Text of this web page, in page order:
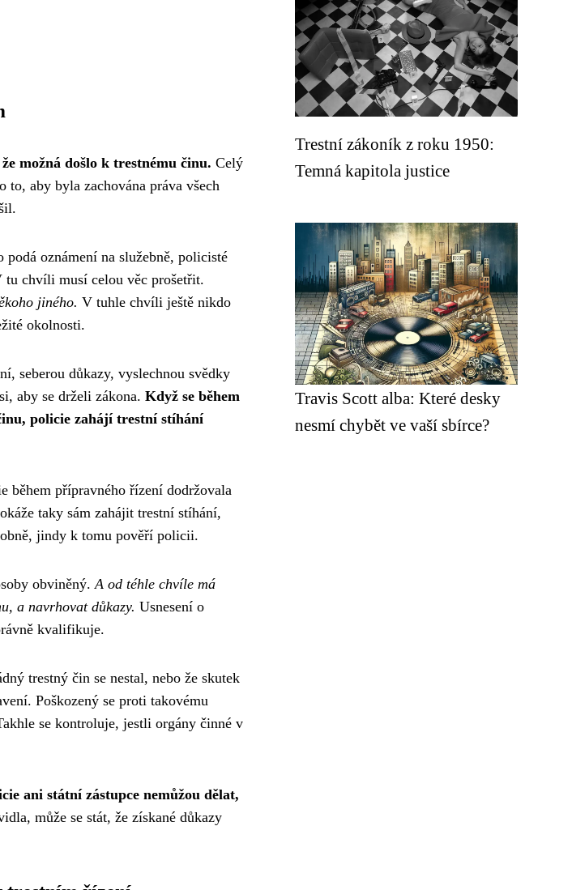
možná došlo k trestnému činu. Celý
to, aby byla zachována práva všech
oznámení na služebně, policisté
chvíli musí celou věc prošetřit.
jiného. V tuhle chvíli ještě nikdo
okolnosti.
seberou důkazy, vyslechnou svědky
aby se drželi zákona. Když se během
policie zahájí trestní stíhání
během přípravného řízení dodržovala
taky sám zahájit trestní stíhání,
jindy k tomu pověří policii.
obviněný. A od téhle chvíle má
a navrhovat důkazy. Usnesení o
kvalifikuje.
trestný čin se nestal, nebo že skutek
Poškozený se proti takovému
se kontroluje, jestli orgány činné v
ani státní zástupce nemůžou dělat,
může se stát, že získané důkazy
Trestní zákoník z roku 1950:
Temná kapitola justice
Travis Scott alba: Které desky
nesmí chybět ve vaší sbírce?